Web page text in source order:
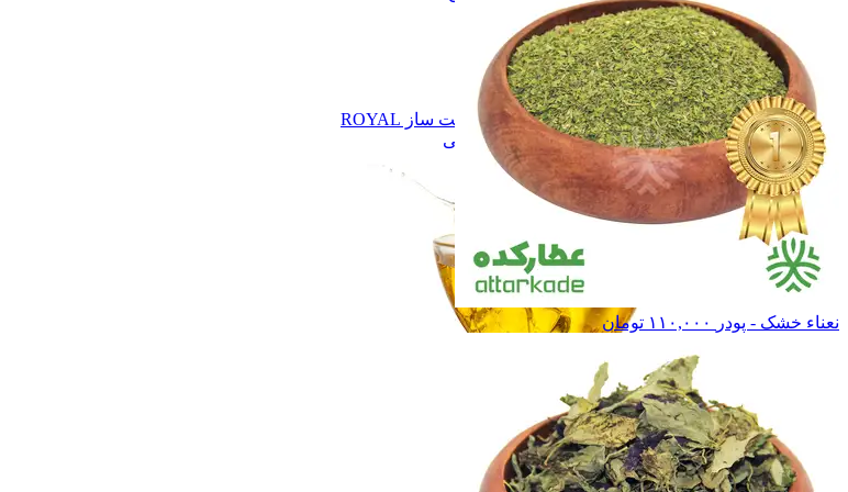
برند نوشاد برند نوشاد
برند راگــا برند راگــا
برند تقدیس برند تقدیس
سـایر سـایر
روغن زیتون روغن زیتون
روغن دست ساز ROYAL
روغن دست ساز ROYAL
همه دسته بندی های روغن های گیاهی
روغن های گیاهی روغن های گیاهی
ادویه ها ادویه ها
چاشنی ها چاشنی ها
سایر محصولات سایر محصولات
نعناء خشک - پودر ۱۱۰,۰۰۰ تومان